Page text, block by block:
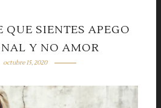
QUE SIENTES APEGO
Y NO AMOR
octubre 15, 2020